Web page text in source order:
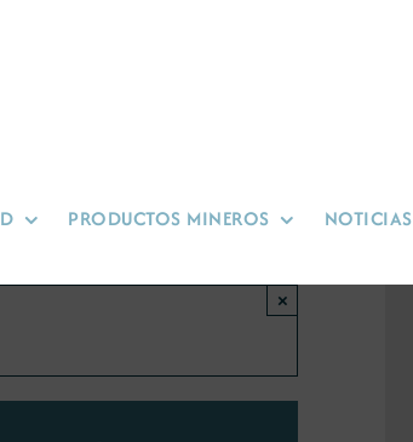
PRODUCTOS MINEROS NOTICIAS
×